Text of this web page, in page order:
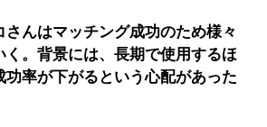
さんはマッチング成功のため様々
く。背景には、長期で使用するほ
功率が下がるという心配があった